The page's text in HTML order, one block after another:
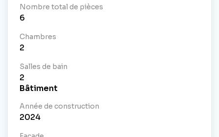
Nombre total de pièces
6
Chambres
2
Salles de bain
2
Bâtiment
Année de construction
2024